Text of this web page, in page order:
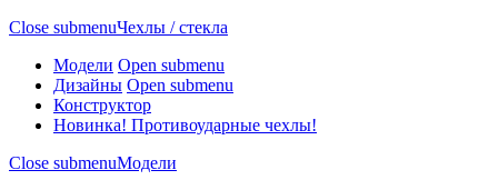
Close submenuЧехлы / стекла
Модели Open submenu
Дизайны Open submenu
Конструктор
Новинка! Противоударные чехлы!
Close submenuМодели